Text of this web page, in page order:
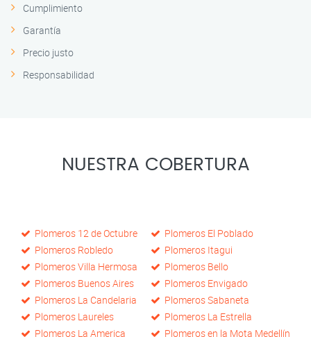
Cumplimiento
Garantía
Precio justo
Responsabilidad
NUESTRA COBERTURA
Plomeros El Poblado
Plomeros Itagui
Plomeros Bello
Plomeros Envigado
Plomeros Sabaneta
Plomeros La Estrella
Plomeros en la Mota Medellín
Plomeros 12 de Octubre
Plomeros Robledo
Plomeros Villa Hermosa
Plomeros Buenos Aires
Plomeros La Candelaria
Plomeros Laureles
Plomeros La America